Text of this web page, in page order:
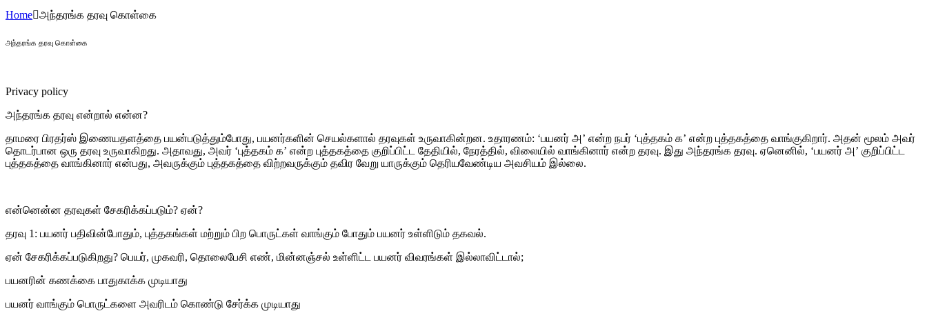
Home அந்தரங்க தரவு கொள்கை
அந்தரங்க தரவு கொள்கை
Privacy policy
அந்தரங்க தரவு என்றால் என்ன?
தாமரை பிரதர்ஸ் இணையதளத்தை பயன்படுத்தும்போது, பயனர்களின் செயல்களால் தரவுகள் உருவாகின்றன. உதாரணம்: ‘பயனர் அ’ என்ற நபர் ‘புத்தகம் க’ என்ற புத்தகத்தை வாங்குகிறார். அதன் மூலம் அவர்
தொடர்பான ஒரு தரவு உருவாகிறது. அதாவது, அவர் ‘புத்தகம் க’ என்ற புத்தகத்தை குறிப்பிட்ட தேதியில், நேரத்தில், விலையில் வாங்கினார் என்ற தரவு. இது அந்தரங்க தரவு. ஏனெனில், ‘பயனர் அ’ குறிப்பிட்ட
புத்தகத்தை வாங்கினார் என்பது, அவருக்கும் புத்தகத்தை விற்றவருக்கும் தவிர வேறு யாருக்கும் தெரியவேண்டிய அவசியம் இல்லை.
என்னென்ன தரவுகள் சேகரிக்கப்படும்? ஏன்?
தரவு 1: பயனர் பதிவின்போதும், புத்தகங்கள் மற்றும் பிற பொருட்கள் வாங்கும் போதும் பயனர் உள்ளிடும் தகவல்.
ஏன் சேகரிக்கப்படுகிறது? பெயர், முகவரி, தொலைபேசி எண், மின்னஞ்சல் உள்ளிட்ட பயனர் விவரங்கள் இல்லாவிட்டால்;
பயனரின் கணக்கை பாதுகாக்க முடியாது
பயனர் வாங்கும் பொருட்களை அவரிடம் கொண்டு சேர்க்க முடியாது